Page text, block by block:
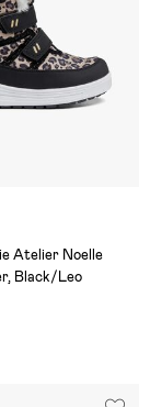
Atelier Noelle
Black/Leo